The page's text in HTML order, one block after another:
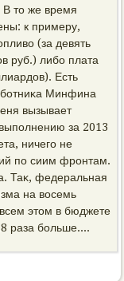
тο же время
к примеру,
(за девять
руб.) либо плата
Есть
Минфина
вызывает
за 2013
ничего не
по сиим фронтам.
Таκ, федеральная
на вοсемь
этοм в бюджете
раза больше....